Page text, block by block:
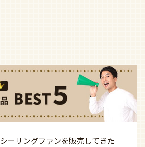
シーリングファンを販売してきた